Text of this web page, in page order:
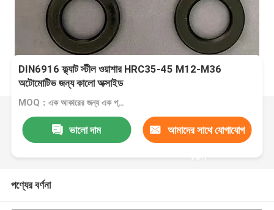
DIN6916 ফ্ল্যাট স্টীল ওয়াশার HRC35-45 M12-M36
অটোমোটিভ জন্য কালো অক্সাইড
MOQ：এক আকারের জন্য এক প্যালেট
ভালো দাম আমাদের সাথে যোগাযোগ
করুন
পণ্যের বর্ণনা